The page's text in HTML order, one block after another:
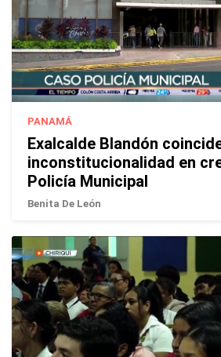
PANAMÁ
Exalcalde Blandón
inconstitucionalidad en
Policía Municipal
Benita De León